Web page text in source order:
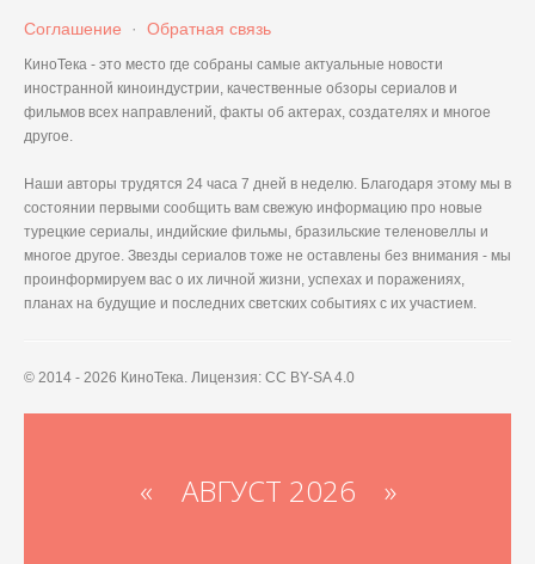
Соглашение · Обратная связь
КиноТека - это место где собраны самые актуальные новости
иностранной киноиндустрии, качественные обзоры сериалов и
фильмов всех направлений, факты об актерах, создателях и многое
другое.
Наши авторы трудятся 24 часа 7 дней в неделю. Благодаря этому мы в
состоянии первыми сообщить вам свежую информацию про новые
турецкие сериалы, индийские фильмы, бразильские теленовеллы и
многое другое. Звезды сериалов тоже не оставлены без внимания - мы
проинформируем вас о их личной жизни, успехах и поражениях,
планах на будущие и последних светских событиях с их участием.
© 2014 - 2026 КиноТека. Лицензия: CC BY-SA 4.0
« АВГУСТ 2026 »